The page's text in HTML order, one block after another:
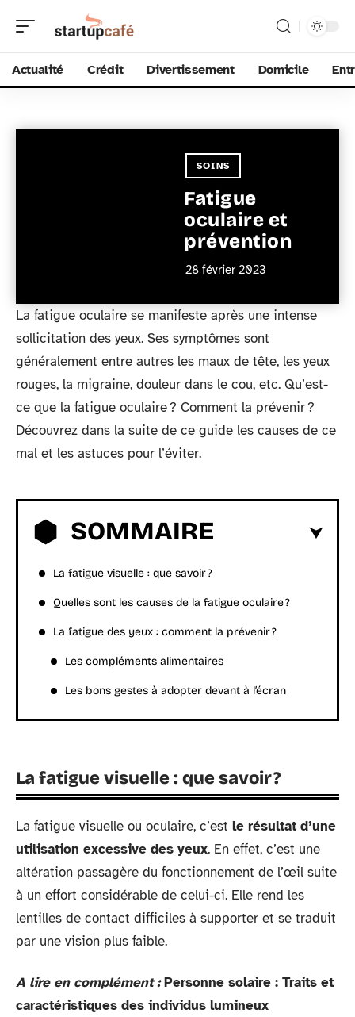
Actualité Crédit Divertissement Domicile
SOINS
Fatigue
oculaire et
prévention
28 février 2023
La fatigue oculaire se manifeste après une intense
sollicitation des yeux. Ses symptômes sont
généralement entre autres les maux de tête, les yeux
rouges, la migraine, douleur dans le cou, etc. Qu’est-
ce que la fatigue oculaire ? Comment la prévenir ?
Découvrez dans la suite de ce guide les causes de ce
mal et les astuces pour l’éviter.
SOMMAIRE
La fatigue visuelle : que savoir ?
Quelles sont les causes de la fatigue oculaire ?
La fatigue des yeux : comment la prévenir ?
Les compléments alimentaires
Les bons gestes à adopter devant à l’écran
La fatigue visuelle : que savoir ?
La fatigue visuelle ou oculaire, c’est le résultat d’une
utilisation excessive des yeux. En effet, c’est une
altération passagère du fonctionnement de l’œil suite
à un effort considérable de celui-ci. Elle rend les
lentilles de contact difficiles à supporter et se traduit
par une vision plus faible.
A lire en complément : Personne solaire : Traits et
caractéristiques des individus lumineux